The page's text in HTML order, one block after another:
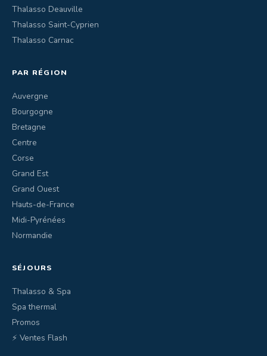
Thalasso Deauville
Thalasso Saint-Cyprien
Thalasso Carnac
PAR RÉGION
Auvergne
Bourgogne
Bretagne
Centre
Corse
Grand Est
Grand Ouest
Hauts-de-France
Midi-Pyrénées
Normandie
SÉJOURS
Thalasso & Spa
Spa thermal
Promos
⚡ Ventes Flash